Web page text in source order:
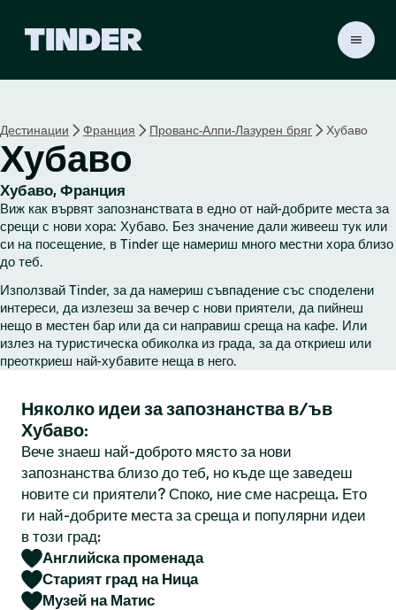
r
а
л
о
Дестинации Франция Прованс-Алпи-Лазурен бряг Хубаво
Хубаво
Хубаво, Франция
Виж как вървят запознанствата в едно от най-добрите места за
срещи с нови хора: Хубаво. Без значение дали живееш тук или
си на посещение, в Tinder ще намериш много местни хора близо
до теб.
Използвай Tinder, за да намериш съвпадение със споделени
интереси, да излезеш за вечер с нови приятели, да пийнеш
нещо в местен бар или да си направиш среща на кафе. Или
излез на туристическа обиколка из града, за да откриеш или
преоткриеш най-хубавите неща в него.
Няколко идеи за запознанства в/ъв
Хубаво:
Вече знаеш най-доброто място за нови
запознанства близо до теб, но къде ще заведеш
новите си приятели? Споко, ние сме насреща. Ето
ги най-добрите места за среща и популярни идеи
в този град:
Английска променада
Старият град на Ница
Музей на Матис